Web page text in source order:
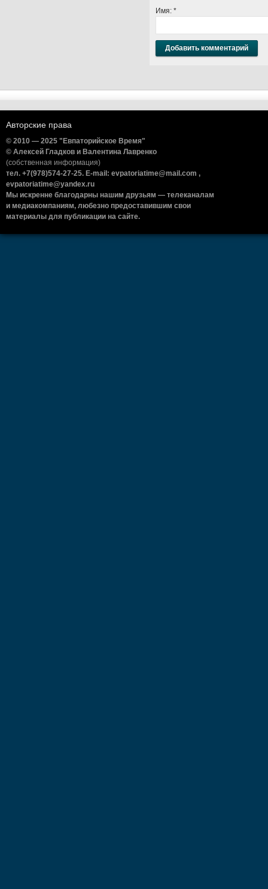
Имя: *
Авторские права
© 2010 — 2025 "Евпаторийское Время"
© Алексей Гладков и Валентина Лавренко
(собственная информация)
тел. +7(978)574-27-25. E-mail: evpatoriatime@mail.com ,
evpatoriatime@yandex.ru
Мы искренне благодарны нашим друзьям — телеканалам
и медиакомпаниям, любезно предоставившим свои
материалы для публикации на сайте.